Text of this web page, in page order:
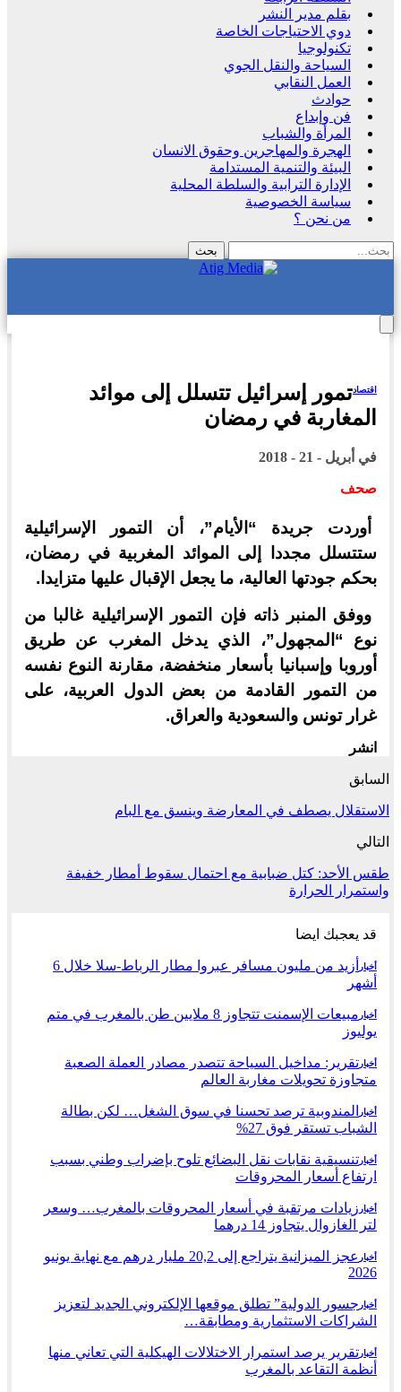
بقلم مدير النشر
دوي الاحتياجات الخاصة
تكنولوجيا
السياحة والنقل الجوي
العمل النقابي
حوادث
فن وإبداع
المرأة والشباب
الهجرة والمهاجرين وحقوق الانسان
البيئة والتنمية المستدامة
الإدارة الترابية والسلطة المحلية
سياسة الخصوصية
من نحن ؟
اقتصادتمور إسرائيل تتسلل إلى موائد
المغاربة في رمضان
في أبريل - 21 - 2018
صحف
أوردت جريدة “الأيام”، أن التمور الإسرائيلية
ستتسلل مجددا إلى الموائد المغربية في رمضان،
بحكم جودتها العالية، ما يجعل الإقبال عليها متزايدا.
ووفق المنبر ذاته فإن التمور الإسرائيلية غالبا من
نوع “المجهول”، الذي يدخل المغرب عن طريق
أوروبا وإسبانيا بأسعار منخفضة، مقارنة النوع نفسه
من التمور القادمة من بعض الدول العربية، على
غرار تونس والسعودية والعراق.
انشر
السابق
الاستقلال يصطف في المعارضة وينسق مع البام
التالي
طقس الأحد: كتل ضبابية مع احتمال سقوط أمطار خفيفة
واستمرار الحرارة
قد يعجبك ايضا
أخبار
أزيد من مليون مسافر عبروا مطار الرباط-سلا خلال 6
أشهر
أخبار
مبيعات الإسمنت تتجاوز 8 ملايين طن بالمغرب في متم
يوليوز
أخبار تقرير: مداخيل السياحة تتصدر مصادر العملة الصعبة
متجاوزة تحويلات مغاربة العالم
أخبار
المندوبية ترصد تحسنا في سوق الشغل… لكن بطالة
الشباب تستقر فوق 27%
أخبار تنسيقية نقابات نقل البضائع تلوح بإضراب وطني بسبب
ارتفاع أسعار المحروقات
أخبار زيادات مرتقبة في أسعار المحروقات بالمغرب… وسعر
لتر الغازوال يتجاوز 14 درهما
أخبار
عجز الميزانية يتراجع إلى 20,2 مليار درهم مع نهاية يونيو
2026
أخبار جسور الدولية” تطلق موقعها الإلكتروني الجديد لتعزيز
الشراكات الاستثمارية ومطابقة…
أخبار تقرير يرصد استمرار الاختلالات الهيكلية التي تعاني منها
أنظمة التقاعد بالمغرب